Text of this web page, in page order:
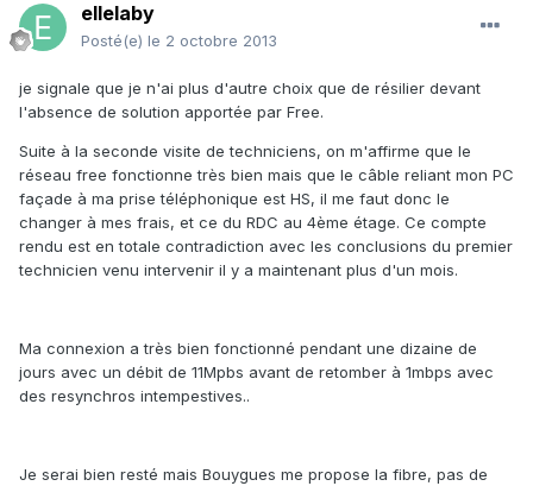
ellelaby
Posté(e) le 2 octobre 2013
je signale que je n'ai plus d'autre choix que de résilier devant
l'absence de solution apportée par Free.
Suite à la seconde visite de techniciens, on m'affirme que le
réseau free fonctionne très bien mais que le câble reliant mon PC
façade à ma prise téléphonique est HS, il me faut donc le
changer à mes frais, et ce du RDC au 4ème étage. Ce compte
rendu est en totale contradiction avec les conclusions du premier
technicien venu intervenir il y a maintenant plus d'un mois.
Ma connexion a très bien fonctionné pendant une dizaine de
jours avec un débit de 11Mpbs avant de retomber à 1mbps avec
des resynchros intempestives..
Je serai bien resté mais Bouygues me propose la fibre, pas de